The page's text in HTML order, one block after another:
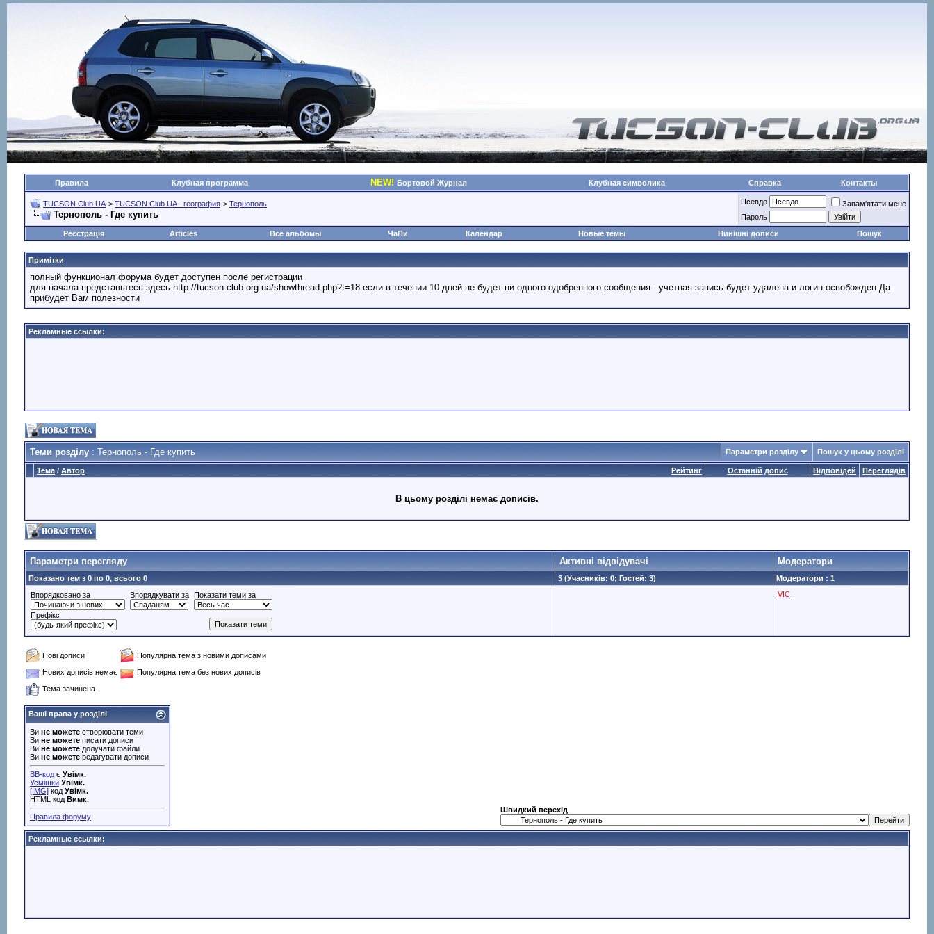
Правила Клубная программа NEW! Бортовой Журнал Клубная символика Справка Контакты
TUCSON Club UA > TUCSON Club UA - география > Тернополь
Тернополь - Где купить
Псевдо
Запам'ятати мене
Пароль
Реєстрація
Articles Все альбомы ЧаПи Календар Новые темы Нинішні дописи Пошук
Примітки
полный функционал форума будет доступен после регистрации
для начала представьтесь здесь http://tucson-club.org.ua/showthread.php?t=18 если в течении 10 дней не будет ни одного одобренного сообщения - учетная запись будет удалена и логин освобожден Да
прибудет Вам полезности
Рекламные ссылки:
Теми розділу : Тернополь - Где купить Параметри розділу Пошук у цьому розділі
Рейтинг
Тема / Автор Останній допис Відповідей Переглядів
В цьому розділі немає дописів.
Параметри перегляду Активні відвідувачі Модератори
Показано тем з 0 по 0, всього 0 3 (Учасників: 0; Гостей: 3)
Модератори : 1
Впорядковано за
Впорядкувати за Показати теми за
Префікс
VIC
Нові дописи
Популярна тема з новими дописами
Нових дописів немає
Популярна тема без нових дописів
Тема зачинена
Ваші права у розділі
Ви не можете створювати теми
Ви не можете писати дописи
Ви не можете долучати файли
Ви не можете редагувати дописи
BB-код є Увімк.
Усмішки Увімк.
[IMG] код Увімк.
HTML код Вимк.
Правила форуму
Швидкий перехід
Рекламные ссылки: